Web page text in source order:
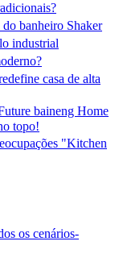
banheiro Shaker
industrial
casa de alta
baineng Home
topo!
"Kitchen
os cenários-